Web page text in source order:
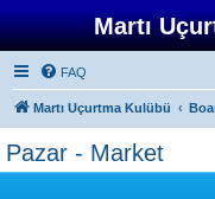
Martı
FAQ
Martı Uçurtma Kulübü
Pazar - Market